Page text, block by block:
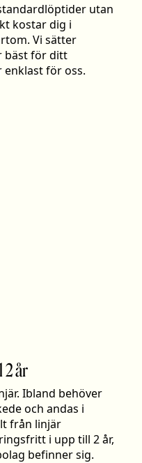
utan
kostar dig i
Vi sätter
bäst för ditt
enklast för oss.
år
Ibland behöver
och andas i
från linjär
i upp till 2 år,
befinner sig.